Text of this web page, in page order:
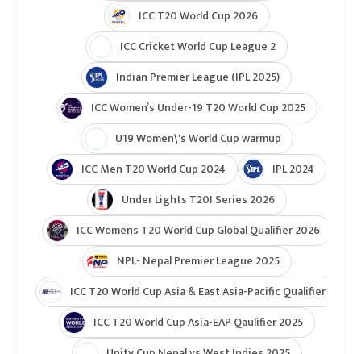
ICC T20 World Cup 2026
ICC Cricket World Cup League 2
Indian Premier League (IPL 2025)
ICC Women’s Under-19 T20 World Cup 2025
U19 Women\'s World Cup warmup
ICC Men T20 World Cup 2024
IPL 2024
Under Lights T20I Series 2026
ICC Womens T20 World Cup Global Qualifier 2026
NPL- Nepal Premier League 2025
ICC T20 World Cup Asia & East Asia-Pacific Qualifier
ICC T20 World Cup Asia-EAP Qaulifier 2025